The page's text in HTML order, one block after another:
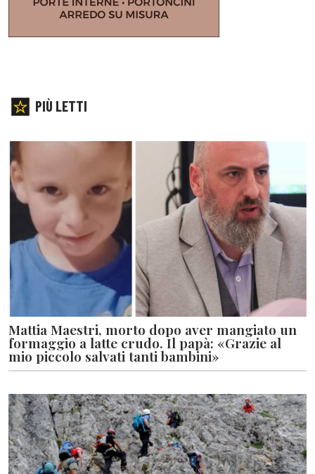
PIÙ LETTI
Mattia Maestri, morto dopo aver mangiato un
formaggio a latte crudo. Il papà: «Grazie al
mio piccolo salvati tanti bambini»